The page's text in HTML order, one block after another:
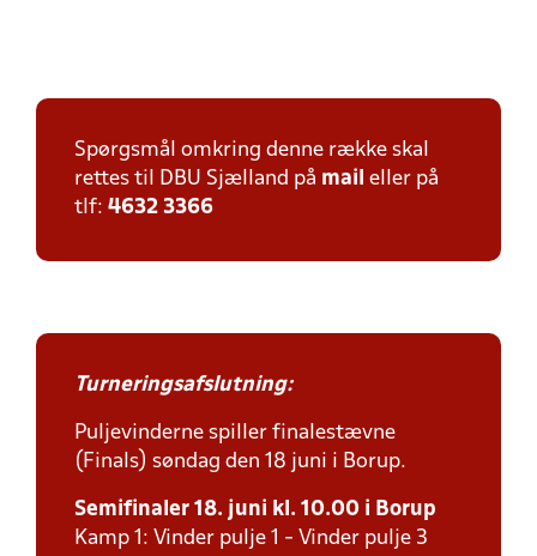
Spørgsmål omkring denne række skal
rettes til DBU Sjælland på mail eller på
tlf: 4632 3366
Turneringsafslutning:
Puljevinderne spiller finalestævne
(Finals) søndag den 18 juni i Borup.
Semifinaler 18. juni kl. 10.00 i Borup
Kamp 1: Vinder pulje 1 - Vinder pulje 3